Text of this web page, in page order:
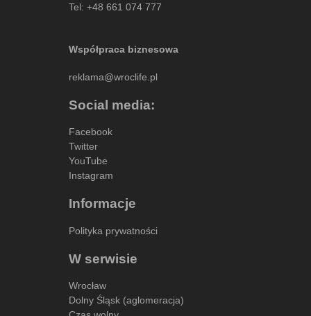
Tel: +48 661 074 777
Współpraca biznesowa
reklama@wroclife.pl
Social media:
Facebook
Twitter
YouTube
Instagram
Informacje
Polityka prywatności
W serwisie
Wrocław
Dolny Śląsk (aglomeracja)